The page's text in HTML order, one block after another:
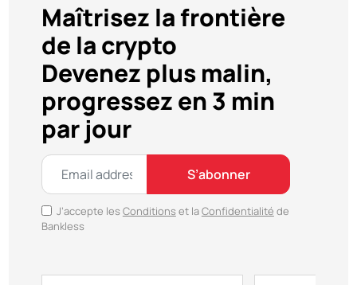
Maîtrisez la frontière
de la crypto
Devenez plus malin,
progressez en 3 min
par jour
S’abonner
J’accepte les Conditions et laConfidentialité de
Bankless